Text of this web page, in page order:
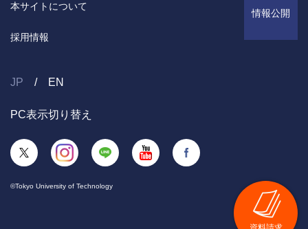
情報公開
本サイトについて
採用情報
JP EN
PC表示切り替え
©Tokyo University of Technology